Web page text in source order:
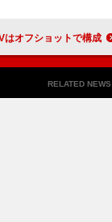
はオフショットで構成
RELATED NEWS